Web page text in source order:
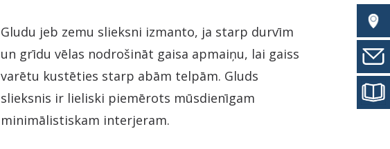
Gludu jeb zemu slieksni izmanto, ja starp durvīm
un grīdu vēlas nodrošināt gaisa apmaiņu, lai gaiss
varētu kustēties starp abām telpām. Gluds
slieksnis ir lieliski piemērots mūsdienīgam
minimālistiskam interjeram.